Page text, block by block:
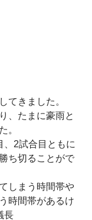
てきました。
、たまに豪雨と
。
、2試合目ともに
ち切ることがで
しまう時間帯や
時間帯があるけ
長